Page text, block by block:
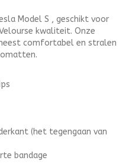
Model S , geschikt voor
kwaliteit. Onze
comfortabel en stralen
(het tegengaan van
bandage